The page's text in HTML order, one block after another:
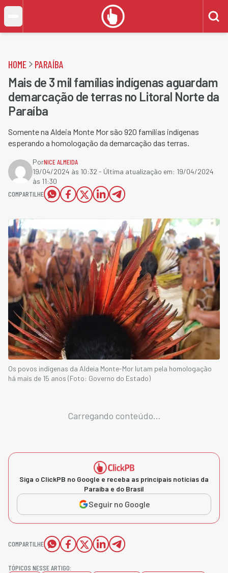
HOME PARAÍBA
Mais de 3 mil famílias indígenas aguardam
demarcação de terras no Litoral Norte da
Paraíba
Somente na Aldeia Monte Mor são 920 famílias indígenas
esperando a homologação da demarcação das terras.
PorNICE ALMEIDA
19/04/2024 às 10:32 - Última atualização em: 19/04/2024
às 11:30
COMPARTILHE
Os povos indígenas da Aldeia Monte-Mor lutam pela homologação
há mais de 15 anos (Foto: Governo do Estado)
Carregando conteúdo...
Siga o ClickPB no Google e receba as principais notícias da
Paraíba e do Brasil
Seguir no Google
COMPARTILHE
TÓPICOS NESSE ARTIGO: